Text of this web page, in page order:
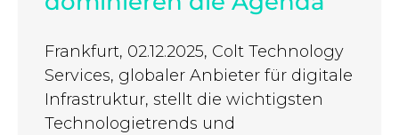
Frankfurt, 02.12.2025, Colt Technology
Services, globaler Anbieter für digitale
Infrastruktur, stellt die wichtigsten
Technologietrends und